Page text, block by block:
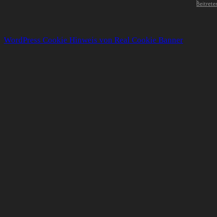
WordPress Cookie Hinweis von Real Cookie Banner